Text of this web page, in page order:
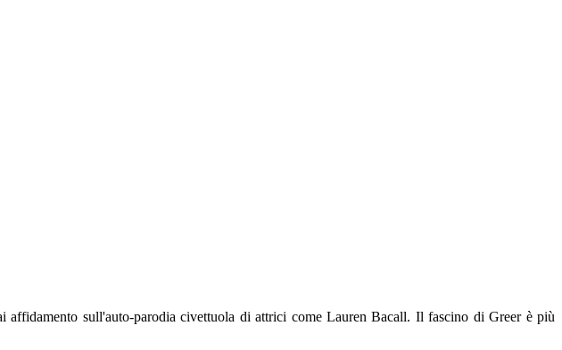
affidamento sull'auto-parodia civettuola di attrici come Lauren Bacall. Il fascino di Greer è più